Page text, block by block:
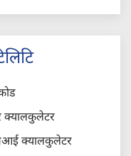
क्यालकुलेटर
क्यालकुलेटर